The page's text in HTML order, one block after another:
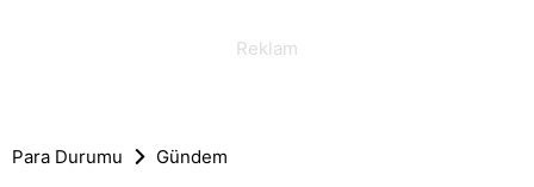
Para Durumu Gündem